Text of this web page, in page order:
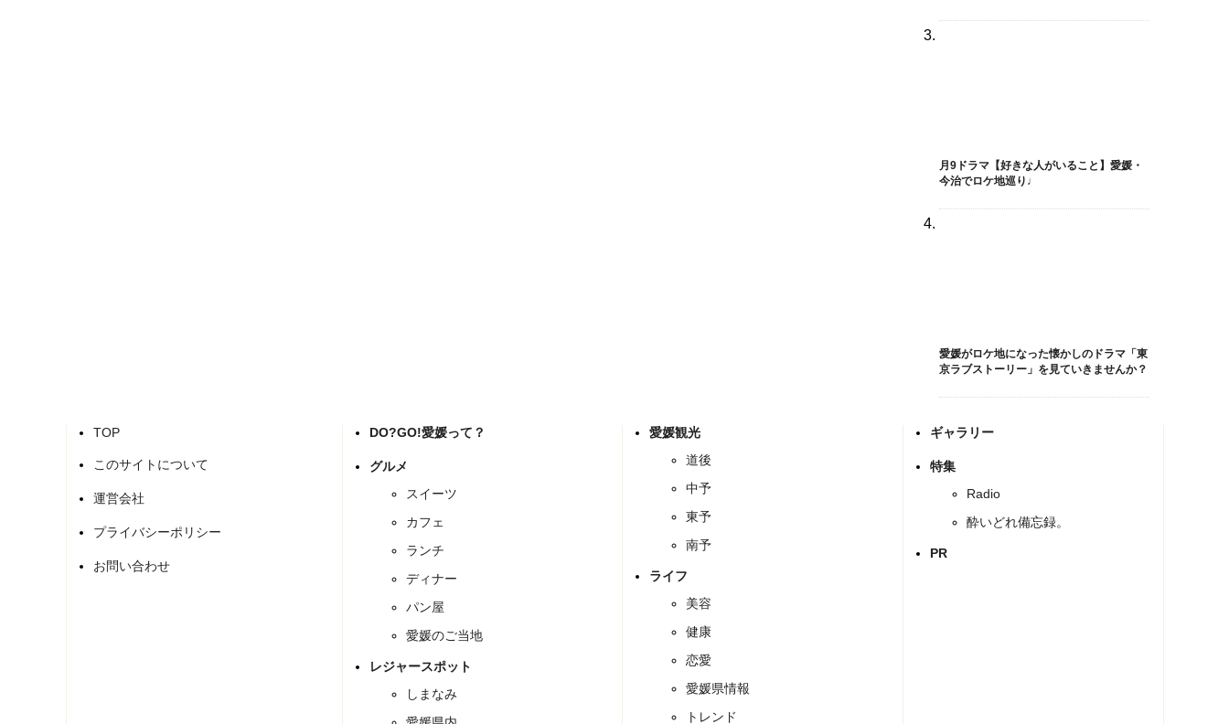
月9ドラマ【好きな人がいること】愛媛・
今治でロケ地巡り♩
愛媛がロケ地になった懐かしのドラマ「東
京ラブストーリー」を見ていきませんか？
TOP
このサイトについて
運営会社
プライバシーポリシー
お問い合わせ
DO?GO!愛媛って？
グルメ
スイーツ
カフェ
ランチ
ディナー
パン屋
愛媛のご当地
レジャースポット
しまなみ
愛媛観光
道後
中予
東予
南予
ライフ
美容
健康
恋愛
愛媛県情報
トレンド
ギャラリー
特集
Radio
酔いどれ備忘録。
PR